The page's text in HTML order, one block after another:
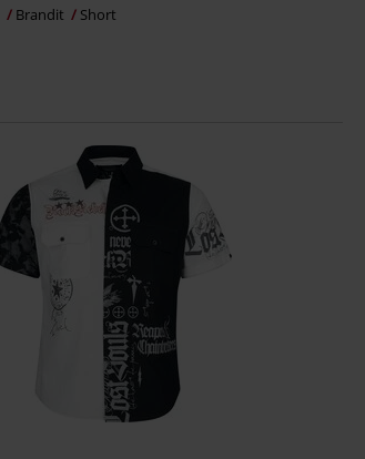
Brandit Short